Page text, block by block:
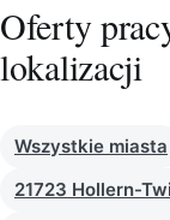
Oferty
lokalizacji
Wszystkie miasta
21723 Hollern-